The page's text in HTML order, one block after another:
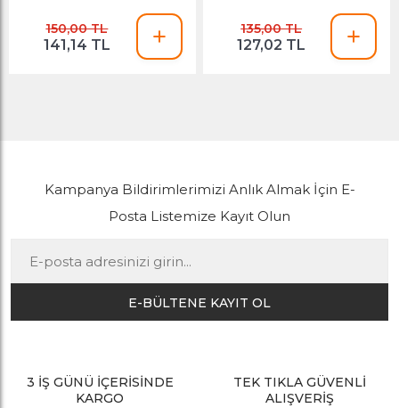
150,00 TL
141,14 TL
135,00 TL
127,02 TL
Kampanya Bildirimlerimizi Anlık Almak İçin E-
Posta Listemize Kayıt Olun
E-BÜLTENE KAYIT OL
3 İŞ GÜNÜ İÇERİSİNDE
KARGO
TEK TIKLA GÜVENLİ
ALIŞVERİŞ